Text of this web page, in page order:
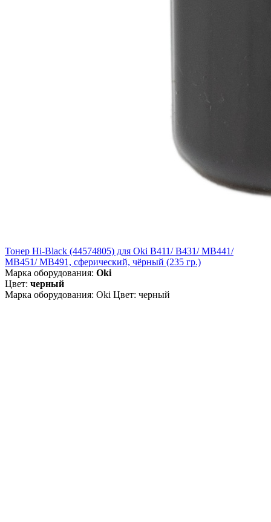
Тонер Hi-Black (44574805) для Oki B411/ B431/ MB441/
MB451/ MB491, сферический, чёрный (235 гр.)
Марка оборудования: Oki
Цвет: черный
Марка оборудования: Oki Цвет: черный